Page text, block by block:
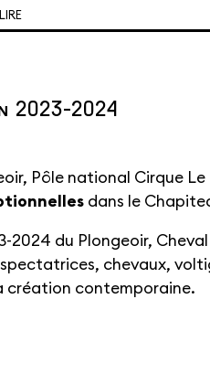
2023-2024
Pôle national Cirque
dans le
2024 du Plongeoir,
chevaux,
création contemporaine.